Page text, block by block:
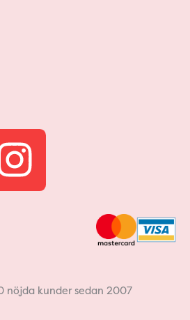
I
n
a
nöjda kunder sedan 2007